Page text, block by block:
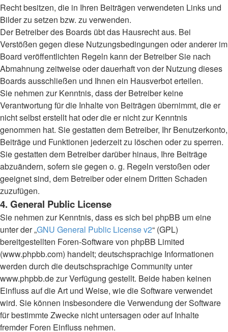
Recht besitzen, die in Ihren Beiträgen verwendeten Links und
Bilder zu setzen bzw. zu verwenden.
Der Betreiber des Boards übt das Hausrecht aus. Bei
Verstößen gegen diese Nutzungsbedingungen oder anderer im
Board veröffentlichten Regeln kann der Betreiber Sie nach
Abmahnung zeitweise oder dauerhaft von der Nutzung dieses
Boards ausschließen und Ihnen ein Hausverbot erteilen.
Sie nehmen zur Kenntnis, dass der Betreiber keine
Verantwortung für die Inhalte von Beiträgen übernimmt, die er
nicht selbst erstellt hat oder die er nicht zur Kenntnis
genommen hat. Sie gestatten dem Betreiber, Ihr Benutzerkonto,
Beiträge und Funktionen jederzeit zu löschen oder zu sperren.
Sie gestatten dem Betreiber darüber hinaus, Ihre Beiträge
abzuändern, sofern sie gegen o. g. Regeln verstoßen oder
geeignet sind, dem Betreiber oder einem Dritten Schaden
zuzufügen.
4. General Public License
Sie nehmen zur Kenntnis, dass es sich bei phpBB um eine
unter der „GNU General Public License v2“ (GPL)
bereitgestellten Foren-Software von phpBB Limited
(www.phpbb.com) handelt; deutschsprachige Informationen
werden durch die deutschsprachige Community unter
www.phpbb.de zur Verfügung gestellt. Beide haben keinen
Einfluss auf die Art und Weise, wie die Software verwendet
wird. Sie können insbesondere die Verwendung der Software
für bestimmte Zwecke nicht untersagen oder auf Inhalte
fremder Foren Einfluss nehmen.